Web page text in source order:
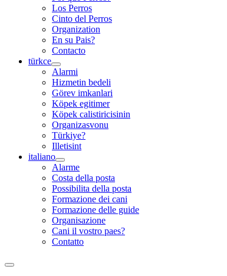
Los Perros
Cinto del Perros
Organization
En su Pais?
Contacto
türkce
Alarmi
Hizmetin bedeli
Görev imkanlari
Köpek egitimer
Köpek calistiricisinin
Organizasvonu
Türkiye?
Illetisint
italiano
Alarme
Costa della posta
Possibilita della posta
Formazione dei cani
Formazione delle guide
Organisazione
Cani il vostro paes?
Contatto